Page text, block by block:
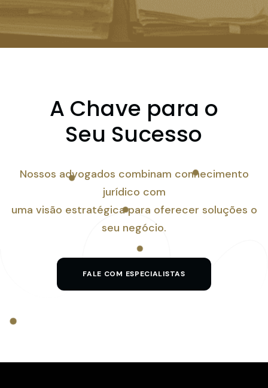
A Chave para o
Seu Sucesso
Nossos advogados combinam conhecimento
jurídico com
uma visão estratégica para oferecer soluções o
seu negócio.
FALE COM ESPECIALISTAS